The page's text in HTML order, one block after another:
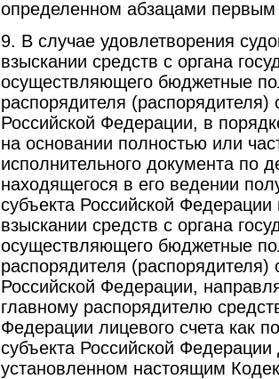
определенном абзацами
9. В случае удовлетворения
взыскании средств с органа
осуществляющего бюджетные
распорядителя (распорядителя)
Российской Федерации, в
на основании полностью или
исполнительного документа по
находящегося в его ведении
субъекта Российской
взыскании средств с органа
осуществляющего бюджетные
распорядителя (распорядителя)
Российской Федерации,
главному распорядителю
Федерации лицевого счета как
субъекта Российской
установленном настоящим